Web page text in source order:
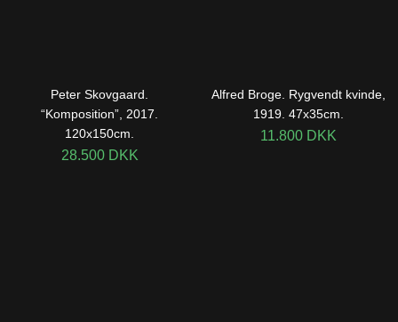
Peter Skovgaard.
“Komposition”, 2017.
120x150cm.
28.500 DKK
Alfred Broge. Rygvendt kvinde,
1919. 47x35cm.
11.800 DKK